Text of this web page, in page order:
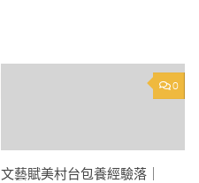
0
文藝賦美村台包養經驗落｜